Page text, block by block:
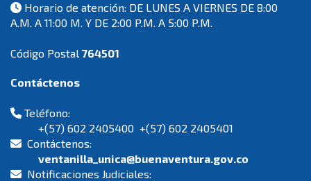
Horario de atención: DE LUNES A VIERNES DE 8:00
A.M. A 11:00 M. Y DE 2:00 P.M. A 5:00 P.M.
Código Postal 764501
Contáctenos
Teléfono:
+(57) 602 2405400 +(57) 602 2405401
Contáctenos:
ventanilla_unica@buenaventura.gov.co
Notificaciones Judiciales: